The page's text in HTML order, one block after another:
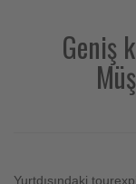
Geniş
Yurtdışındaki